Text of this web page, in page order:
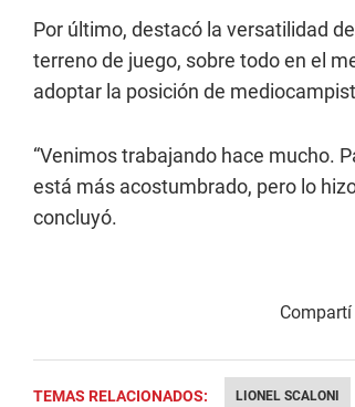
Por último, destacó la versatilidad
terreno de juego, sobre todo en el
adoptar la posición de
“Venimos trabajando hace mucho.
está más acostumbrado, pero lo
concluyó.
TEMAS RELACIONADOS: LIONEL SCALONI